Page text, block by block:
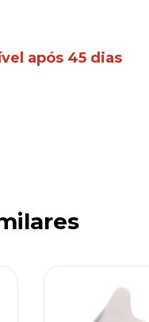
após 45 dias